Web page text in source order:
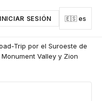
INICIAR SESIÓN 🇪🇸 es
Trip por el Suroeste de
Monument Valley y Zion